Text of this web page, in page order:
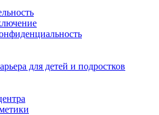
для детей и подростков